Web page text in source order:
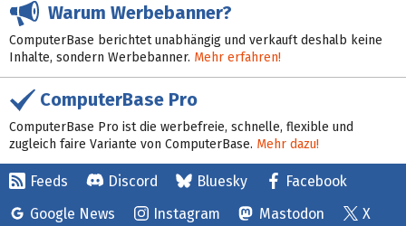
Warum Werbebanner?
ComputerBase berichtet unabhängig und verkauft deshalb keine
Inhalte, sondern Werbebanner. Mehr erfahren!
ComputerBase Pro
ComputerBase Pro ist die werbefreie, schnelle, flexible und
zugleich faire Variante von ComputerBase. Mehr dazu!
Feeds Discord Bluesky
Facebook
Google News
Instagram Mastodon X